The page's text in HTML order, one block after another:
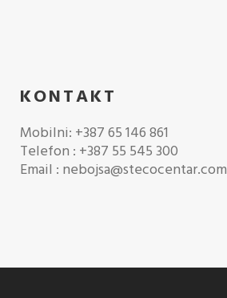
KONTAKT
Mobilni: +387 65 146 861
Telefon : +387 55 545 300
Email : nebojsa@stecocentar.com